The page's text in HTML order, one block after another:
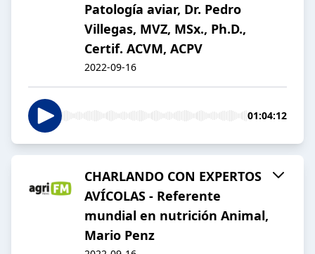
Patología aviar, Dr. Pedro
Villegas, MVZ, MSx., Ph.D.,
Certif. ACVM, ACPV
2022-09-16
01:04:12
CHARLANDO CON EXPERTOS
AVÍCOLAS - Referente
mundial en nutrición Animal,
Mario Penz